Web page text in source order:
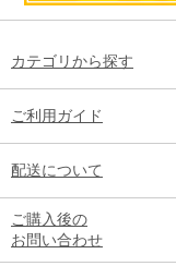
カテゴリから探す
ご利用ガイド
配送について
ご購入後の
お問い合わせ